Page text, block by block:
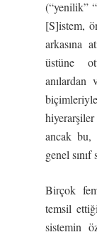
(“yenilik”
[S]istem,
arkasına
üstüne
anılardan
ancak bu,
genel sınıf
Birçok
temsil
sistemin